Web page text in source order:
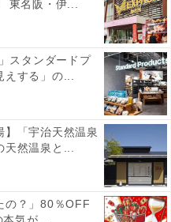
東名阪・伊...
スタンダードプ
えする」の...
】「宇治天然温泉
天然温泉と...
の？」80％OFF